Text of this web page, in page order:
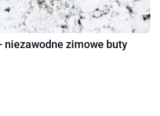
niezawodne zimowe buty